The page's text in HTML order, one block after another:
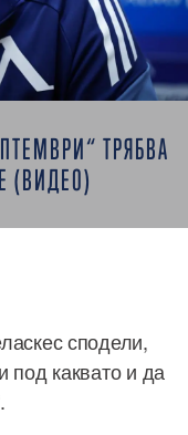
ТРЯБВА
(ВИДЕО)
сподели,
под каквато и да